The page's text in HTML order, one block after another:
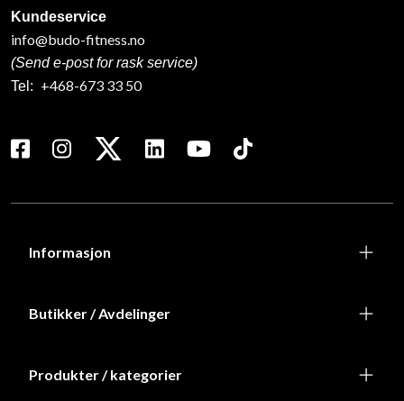
Kundeservice
info@budo-fitness.no
(Send e-post for rask service)
Tel: +468-673 33 50
Informasjon
Butikker / Avdelinger
Produkter / kategorier